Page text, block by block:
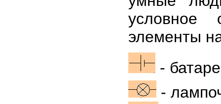
условное
элементы
-
-